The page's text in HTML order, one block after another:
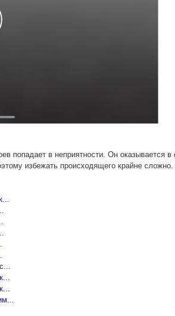
попадает в неприятности. Он оказывается
избежать происходящего крайне сложно.